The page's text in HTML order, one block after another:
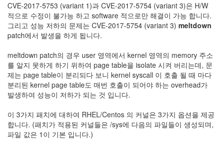
CVE-2017-5753 (variant 1)과 CVE-2017-5754 (variant 3)은 H/W
적으로 수정이 불가능 하고 software 적으로만 해결이 가능 합니다.
그리고 성능 저하의 문제는 CVE-2017-5754 (variant 3) meltdown
patch에서 발생을 하게 됩니다.
meltdown patch의 경우 user 영역에서 kernel 영역의 memory 주소
를 알지 못하게 하기 위하여 page table을 isolate 시켜 버리는데, 문
제는 page table이 분리되다 보니 kernel syscall 이 호출 될 때 마다
분리된 kernel page table도 매번 호출이 되어야 하는 overhead가
발생하여 성능이 저하가 되는 것 입니다.
이 3가지 패치에 대하여 RHEL/Centos 의 커널은 3가지 옵션을 제공
합니다. (패치가 적용된 커널들은 /sys에 다음의 파일들이 생성되며,
파일 값은 1이 기본 입니다.)
불
여
우
Notices
Find!
Categories
전
체
192
주